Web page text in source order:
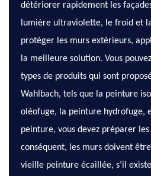
détériorer rapidement les
lumière ultraviolette, le froid et
protéger les murs extérieurs,
la meilleure solution. Vous
types de produits qui sont
Wahlbach, tels que la peinture
oléofuge, la peinture hydrofuge,
peinture, vous devez préparer
conséquent, les murs doivent
vieille peinture écaillée, s’il